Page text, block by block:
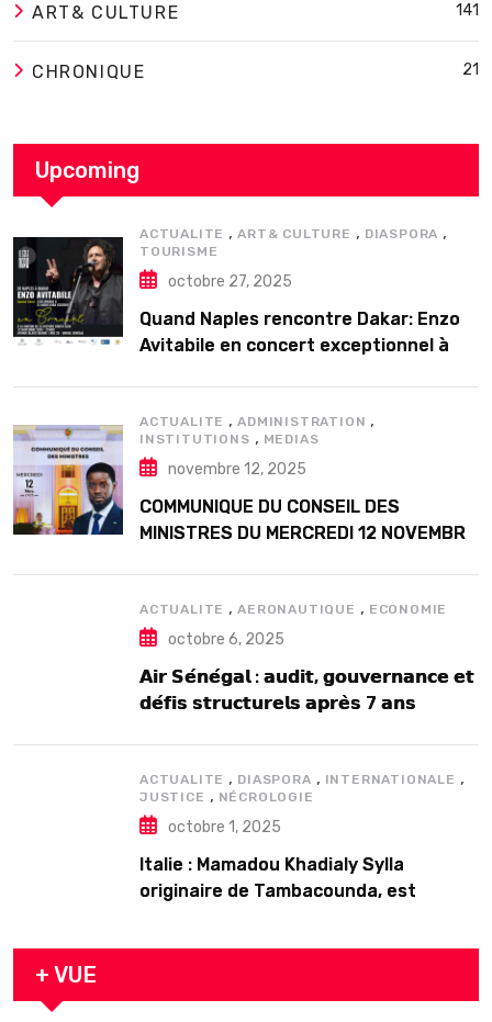
ART& CULTURE 141
CHRONIQUE 21
Upcoming
ACTUALITE ,ART& CULTURE , DIASPORA ,
TOURISME
octobre 27, 2025
Quand Naples rencontre Dakar: Enzo
Avitabile en concert exceptionnel à
ACTUALITE ,ADMINISTRATION ,
INSTITUTIONS , MEDIAS
novembre 12, 2025
COMMUNIQUE DU CONSEIL DES
MINISTRES DU MERCREDI 12 NOVEMBRE
ACTUALITE ,AERONAUTIQUE , ECONOMIE
octobre 6, 2025
𝗔𝗶𝗿 𝗦𝗲́𝗻𝗲́𝗴𝗮𝗹 : 𝗮𝘂𝗱𝗶𝘁, 𝗴𝗼𝘂𝘃𝗲𝗿𝗻𝗮𝗻𝗰𝗲 𝗲𝘁
𝗱𝗲́𝗳𝗶𝘀 𝘀𝘁𝗿𝘂𝗰𝘁𝘂𝗿𝗲𝗹𝘀 𝗮𝗽𝗿𝗲̀𝘀 7 𝗮𝗻𝘀
ACTUALITE , DIASPORA , INTERNATIONALE ,
JUSTICE , NÉCROLOGIE
octobre 1, 2025
Italie : Mamadou Khadialy Sylla
originaire de Tambacounda, est
arrestation
+ VUE